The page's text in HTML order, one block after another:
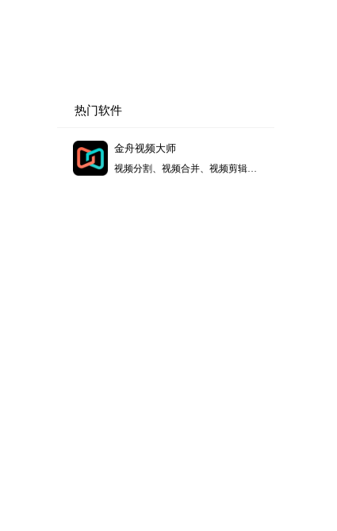
热门软件
金舟视频大师
视频分割、视频合并、视频剪辑、视频美化添加水印、视频配乐，为视频处理用户带来便利。